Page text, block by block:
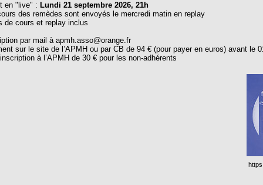
en "live" : Lundi 21 septembre 2026, 21h
des remèdes sont envoyés le mercredi matin en replay
de cours et replay inclus
par mail à apmh.asso@orange.fr
sur le site de l’APMH ou par CB de 94 € (pour payer en euros) avant le
à l’APMH de 30 € pour les non-adhérents